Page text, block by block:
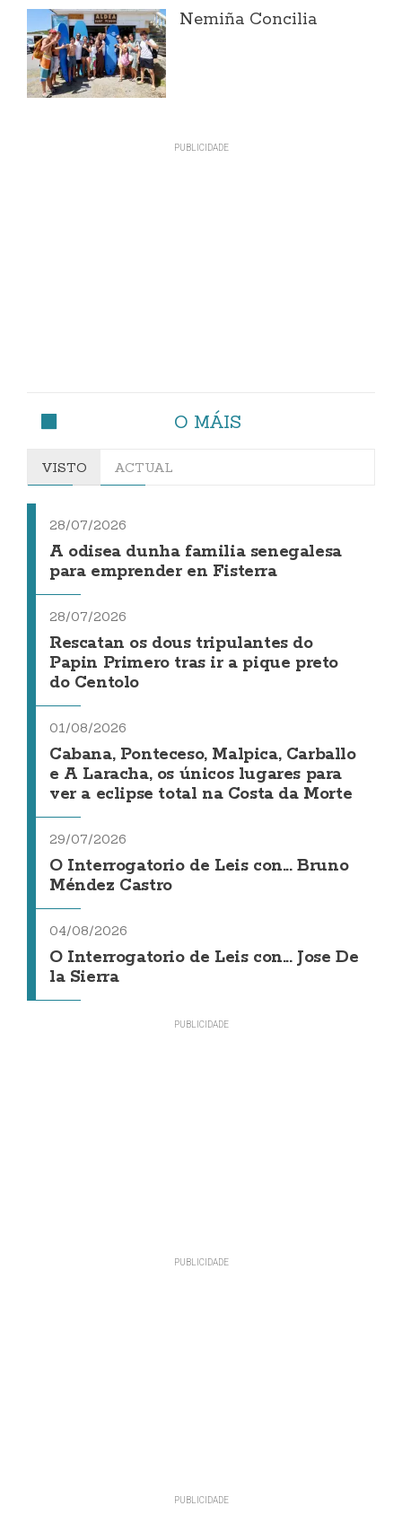
Nemiña Concilia
O MÁIS
VISTO ACTUAL
28/07/2026
A odisea dunha familia senegalesa
para emprender en Fisterra
28/07/2026
Rescatan os dous tripulantes do
Papin Primero tras ir a pique preto
do Centolo
01/08/2026
Cabana, Ponteceso, Malpica, Carballo
e A Laracha, os únicos lugares para
ver a eclipse total na Costa da Morte
29/07/2026
O Interrogatorio de Leis con... Bruno
Méndez Castro
04/08/2026
O Interrogatorio de Leis con... Jose De
la Sierra